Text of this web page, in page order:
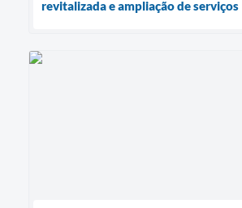
revitalizada e ampliação de serviços